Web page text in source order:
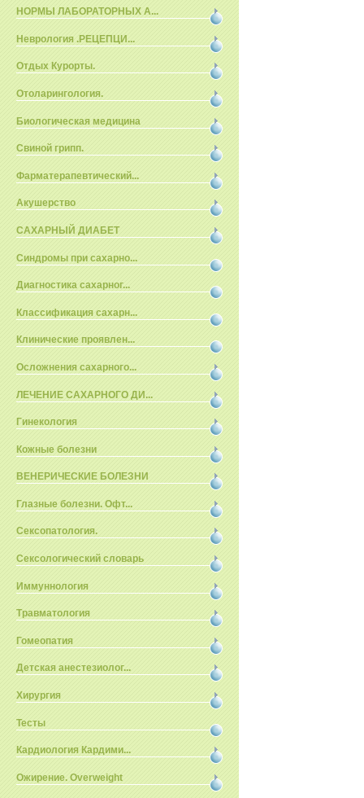
НОРМЫ ЛАБОРАТОРНЫХ А...
Неврология .РЕЦЕПЦИ...
Отдых Курорты.
Отоларингология.
Биологическая медицина
Свиной грипп.
Фарматерапевтический...
Акушерство
САХАРНЫЙ ДИАБЕТ
Синдромы при сахарно...
Диагностика сахарног...
Классификация сахарн...
Клинические проявлен...
Осложнения сахарного...
ЛЕЧЕНИЕ САХАРНОГО ДИ...
Гинекология
Кожные болезни
ВЕНЕРИЧЕСКИЕ БОЛЕЗНИ
Глазные болезни. Офт...
Сексопатология.
Сексологический словарь
Иммуннология
Травматология
Гомеопатия
Детская анестезиолог...
Хирургия
Тесты
Кардиология Кардими...
Ожирение. Overweight